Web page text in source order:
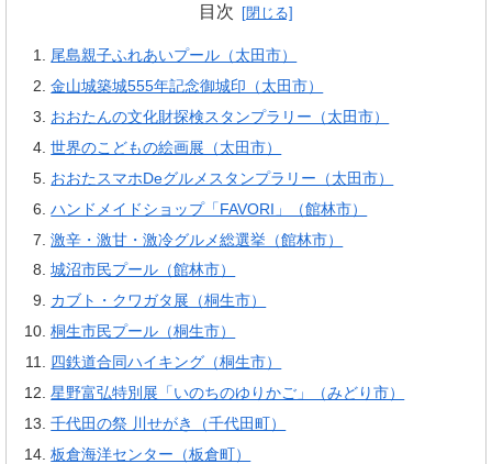
目次
尾島親子ふれあいプール（太田市）
金山城築城555年記念御城印（太田市）
おおたんの文化財探検スタンプラリー（太田市）
世界のこどもの絵画展（太田市）
おおたスマホDeグルメスタンプラリー（太田市）
ハンドメイドショップ「FAVORI」（館林市）
激辛・激甘・激冷グルメ総選挙（館林市）
城沼市民プール（館林市）
カブト・クワガタ展（桐生市）
桐生市民プール（桐生市）
四鉄道合同ハイキング（桐生市）
星野富弘特別展「いのちのゆりかご」（みどり市）
千代田の祭 川せがき（千代田町）
板倉海洋センター（板倉町）